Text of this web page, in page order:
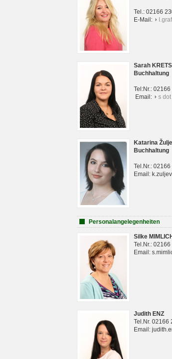
Tel.: 02166
E-Mail:
Sarah
Buchhaltung
Tel:Nr.:
Email:
s
Katarina
Buchhaltung
Tel.Nr.:
Email:
Personalangelegenheiten
Silke MIMLICH
Tel.Nr.:
Email:
Judith ENZ
Tel.Nr. 02166
Email: